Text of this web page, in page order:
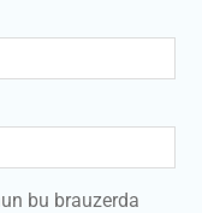
bu brauzerda